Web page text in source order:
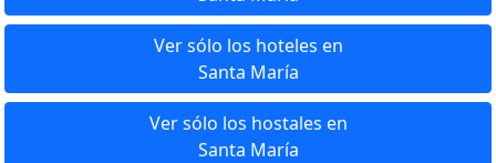
Ver sólo los hoteles en
Santa María
Ver sólo los hostales en
Santa María